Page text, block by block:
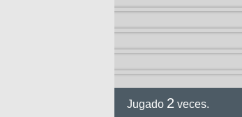
Jugado 2 veces.